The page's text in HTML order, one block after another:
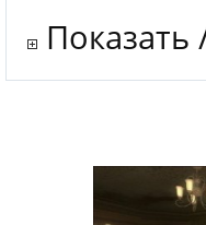
Показать